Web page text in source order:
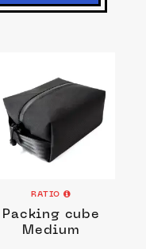
RATIO
Packing cube
Medium